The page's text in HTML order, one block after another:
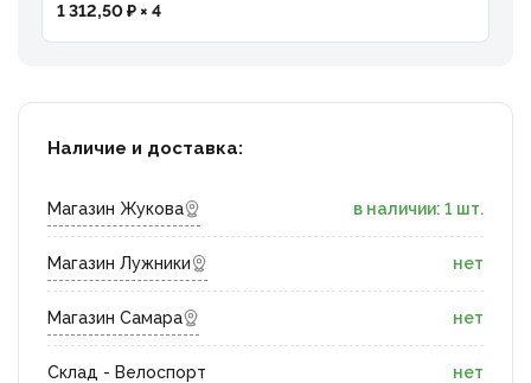
1 312,50 ₽ × 4
Наличие и доставка:
Магазин Жукова в наличии: 1 шт.
Магазин Лужники нет
Магазин Самара нет
Склад - Велоспорт нет